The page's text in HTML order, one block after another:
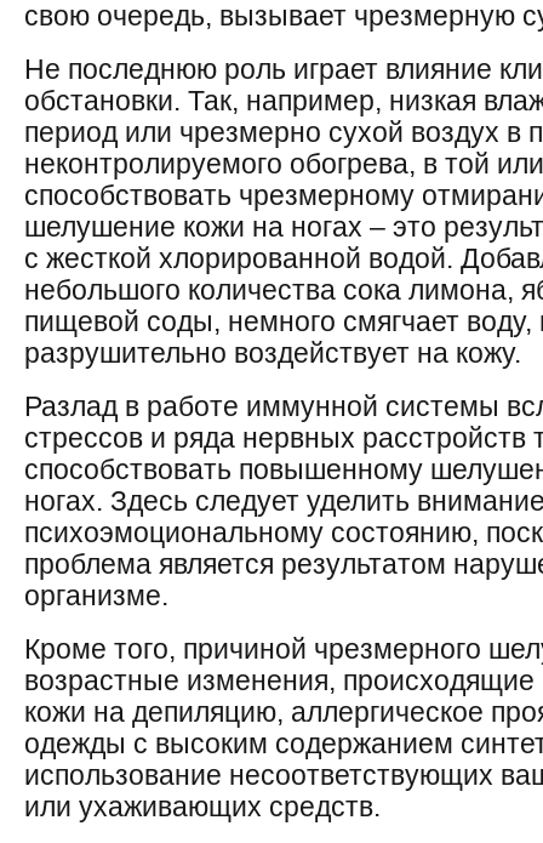
свою очередь, вызывает чрезмерную
Не последнюю роль играет влияние
обстановки. Так, например, низкая
период или чрезмерно сухой воздух в
неконтролируемого обогрева, в той
способствовать чрезмерному
шелушение кожи на ногах – это
с жесткой хлорированной водой.
небольшого количества сока лимона,
пищевой соды, немного смягчает воду,
разрушительно воздействует на кожу.
Разлад в работе иммунной системы
стрессов и ряда нервных расстройств
способствовать повышенному
ногах. Здесь следует уделить
психоэмоциональному состоянию,
проблема является результатом
организме.
Кроме того, причиной чрезмерного
возрастные изменения, происходящие
кожи на депиляцию, аллергическое
одежды с высоким содержанием
использование несоответствующих
или ухаживающих средств.